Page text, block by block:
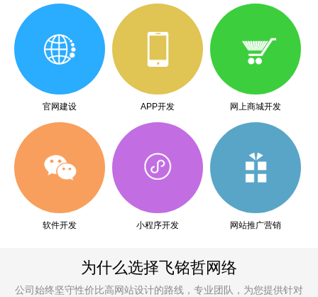
官网建设 APP开发 网上商城开发
软件开发 小程序开发 网站推广营销
为什么选择飞铭哲网络
公司始终坚守性价比高网站设计的路线，专业团队，为您提供针对